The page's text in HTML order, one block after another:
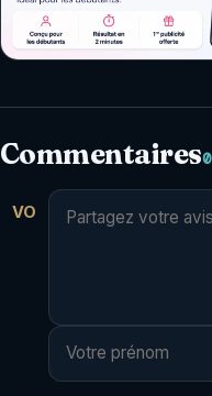
Commentaires0
VO